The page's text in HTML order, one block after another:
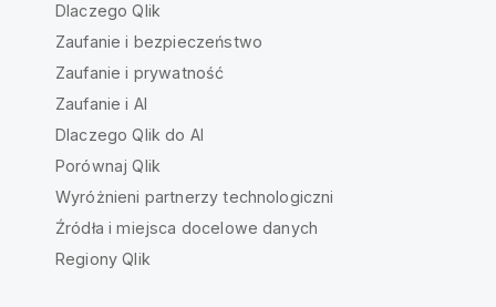
Dlaczego Qlik
Zaufanie i bezpieczeństwo
Zaufanie i prywatność
Zaufanie i AI
Dlaczego Qlik do AI
Porównaj Qlik
Wyróżnieni partnerzy technologiczni
Źródła i miejsca docelowe danych
Regiony Qlik